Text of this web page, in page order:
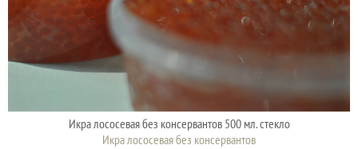
Икра лососевая без консервантов 500 мл. стекло
Икра лососевая без консервантов